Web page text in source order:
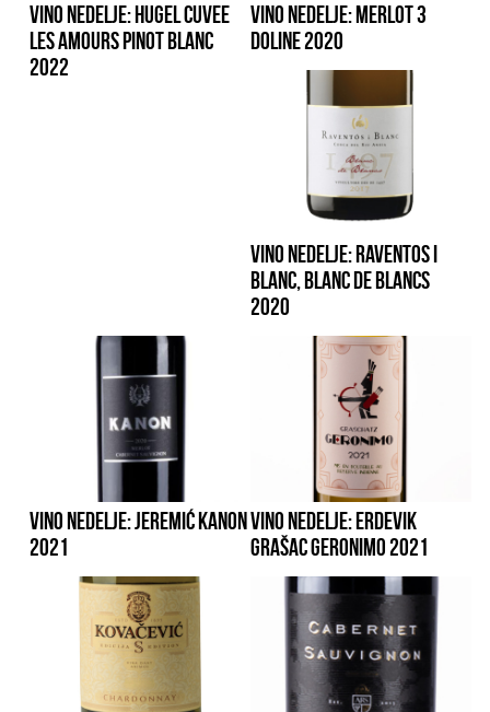
VINO NEDELJE: HUGEL CUVEE
LES AMOURS PINOT BLANC
2022
VINO NEDELJE: MERLOT 3
DOLINE 2020
VINO NEDELJE: RAVENTOS I
BLANC, BLANC DE BLANCS
2020
VINO NEDELJE: JEREMIĆ KANON
2021
VINO NEDELJE: ERDEVIK
GRAŠAC GERONIMO 2021